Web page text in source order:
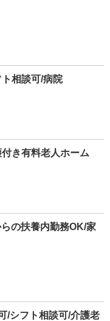
ト相談可/病院
き有料老人ホーム
の扶養内勤務OK/家
/シフト相談可/介護老